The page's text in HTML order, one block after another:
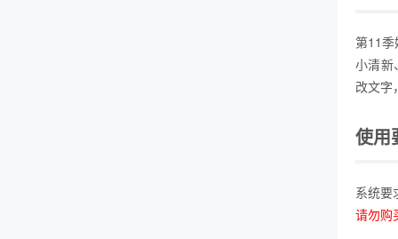
第11
小清新
改文字
使用
系统要
请勿购